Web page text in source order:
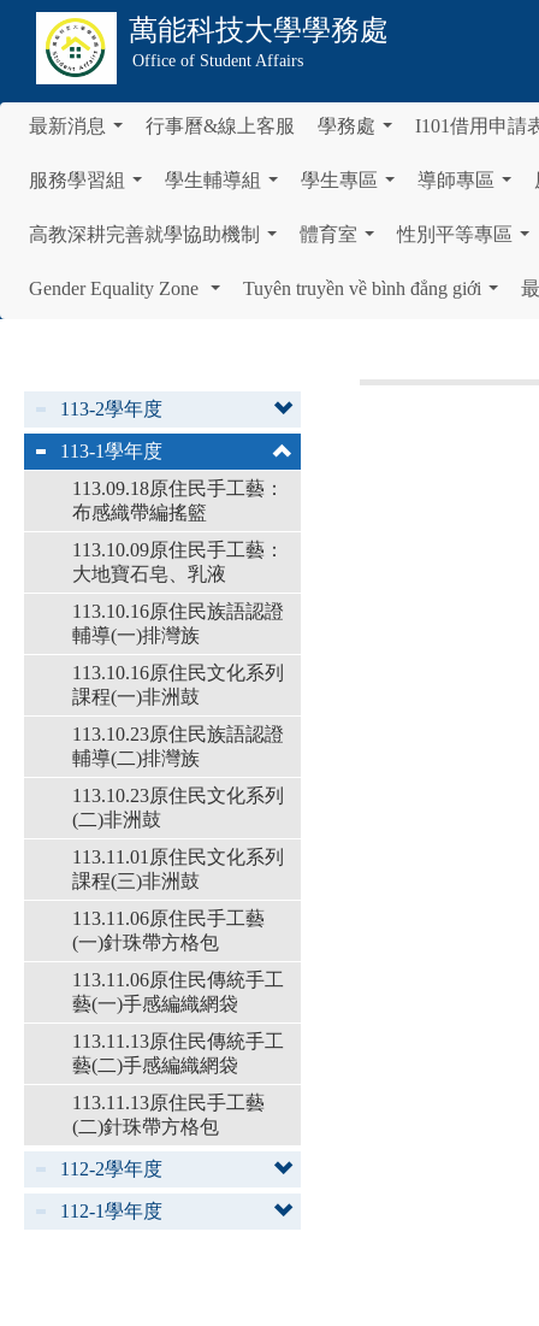
萬能科技大學學務處
Office of Student Affairs
最新消息 行事曆&線上客服 學務處 I101借用申請
服務學習組 學生輔導組 學生專區 導師專區
高教深耕完善就學協助機制 體育室 性別平等專區
Gender Equality Zone
Tuyên truyền về bình đẳng giới
113-2學年度
113-1學年度
113.09.18原住民手工藝：
布感織帶編搖籃
113.10.09原住民手工藝：
大地寶石皂、乳液
113.10.16原住民族語認證
輔導(一)排灣族
113.10.16原住民文化系列
課程(一)非洲鼓
113.10.23原住民族語認證
輔導(二)排灣族
113.10.23原住民文化系列
(二)非洲鼓
113.11.01原住民文化系列
課程(三)非洲鼓
113.11.06原住民手工藝
(一)針珠帶方格包
113.11.06原住民傳統手工
藝(一)手感編織網袋
113.11.13原住民傳統手工
藝(二)手感編織網袋
113.11.13原住民手工藝
(二)針珠帶方格包
112-2學年度
112-1學年度